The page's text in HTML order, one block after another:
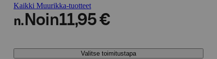
Kaikki Muurikka-tuotteet
n. Noin11,95 €
Valitse toimitustapa